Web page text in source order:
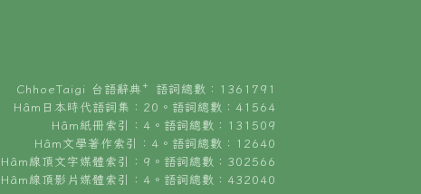
ChhoeTaigi 台語辭典⁺ 語詞總數：1361791
Hâm日本時代語詞集：20。語詞總數：41564
Hâm紙冊索引：4。語詞總數：131509
Hâm文學著作索引：4。語詞總數：12640
Hâm線頂文字媒體索引：9。語詞總數：302566
Hâm線頂影片媒體索引：4。語詞總數：432040